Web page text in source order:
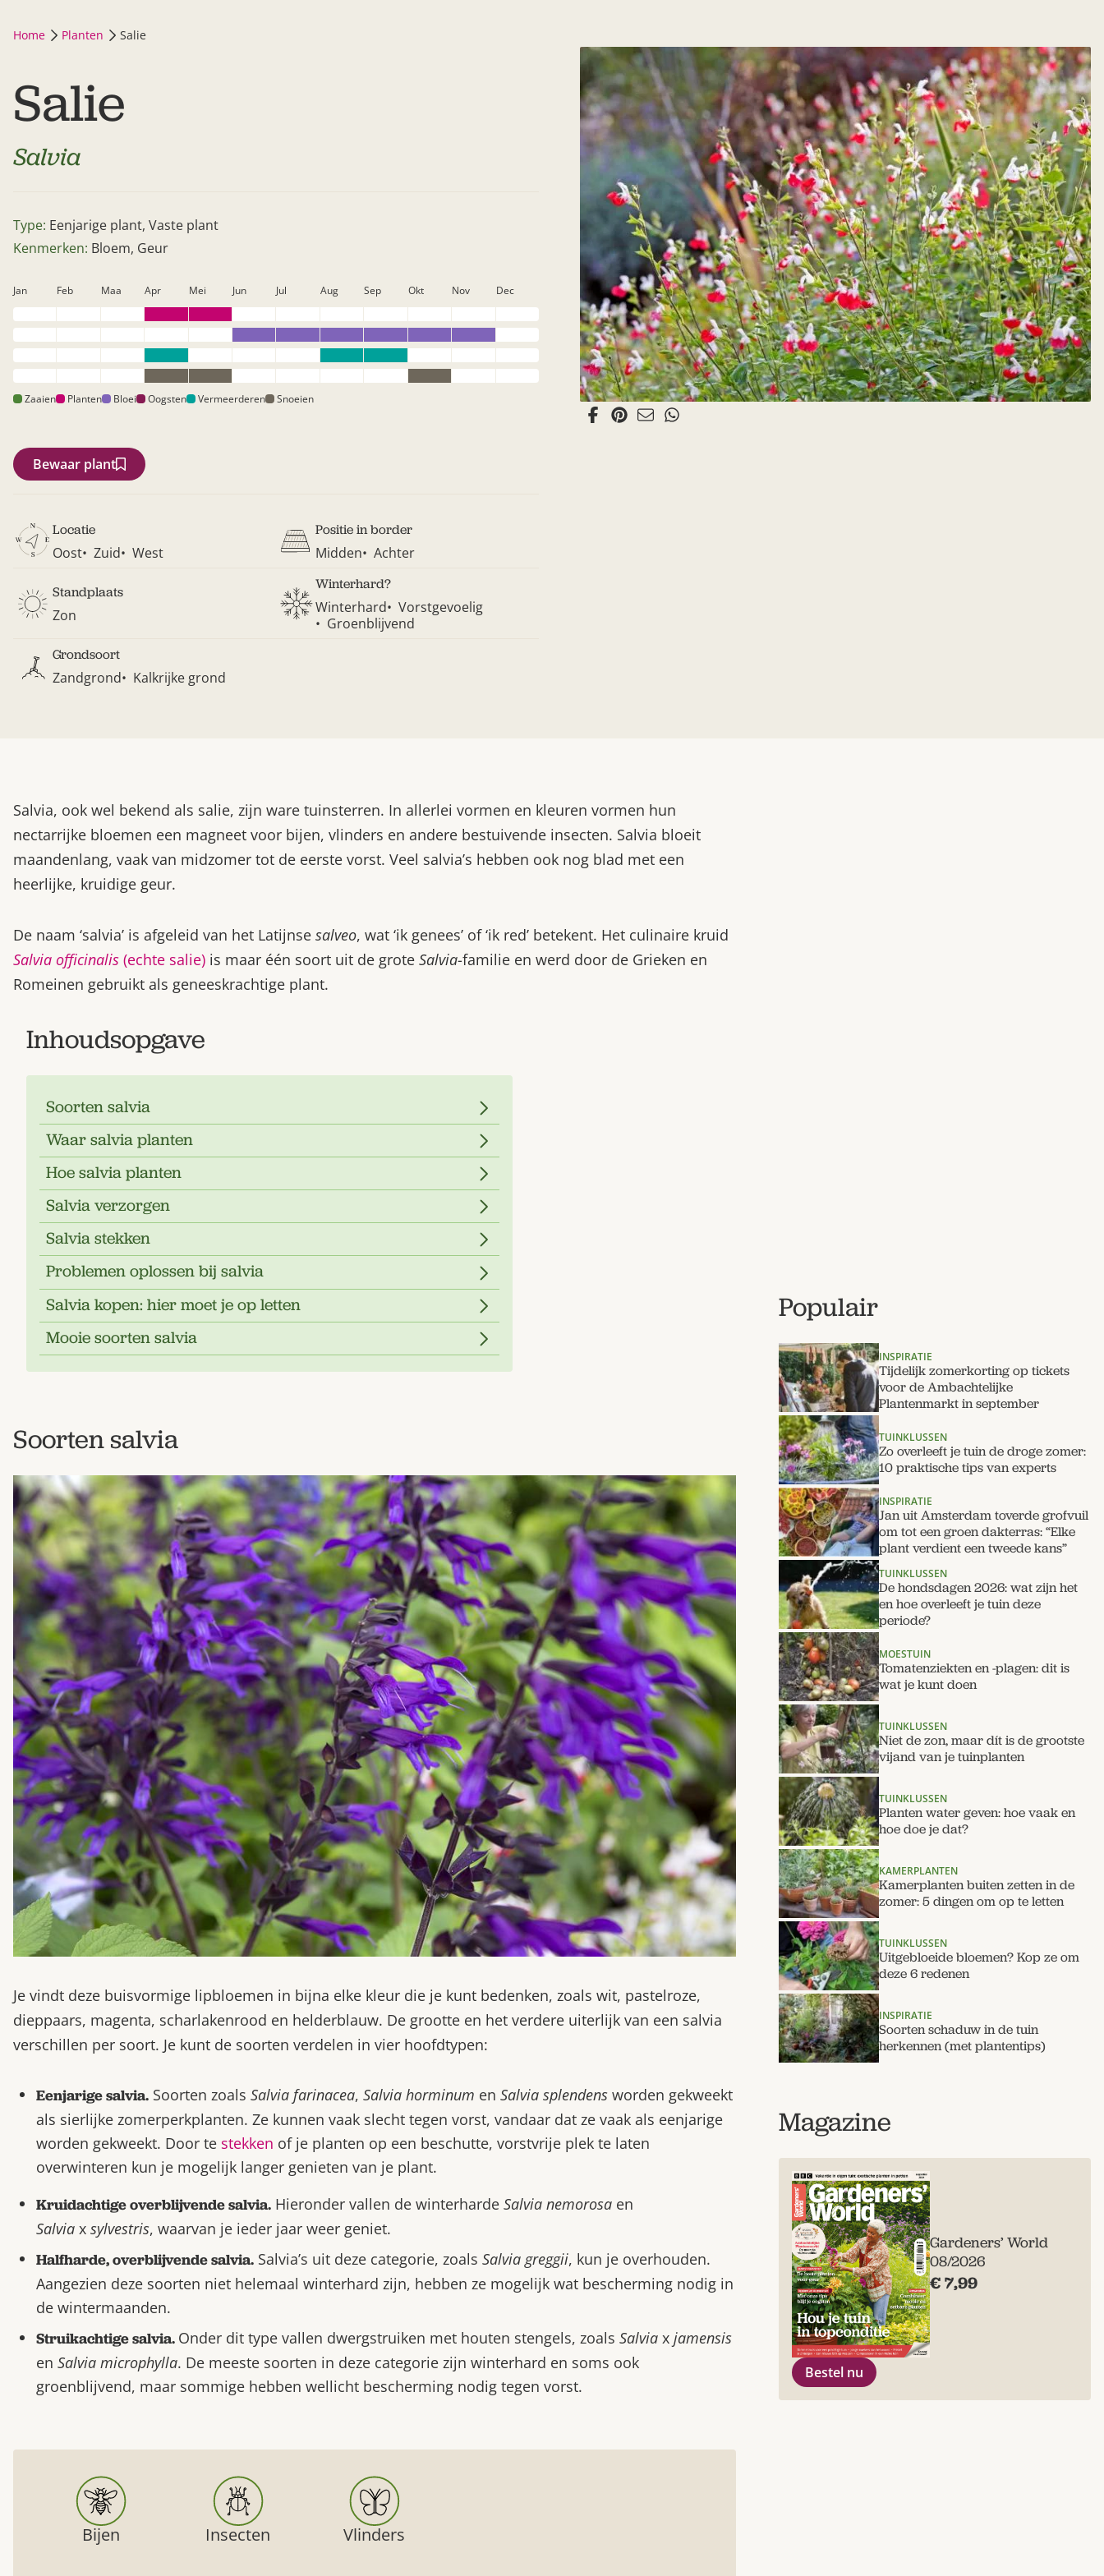
Home Planten Salie
Salie
Salvia
Type: Eenjarige plant, Vaste plant
Kenmerken: Bloem, Geur
Jan Feb Maa Apr Mei Jun Jul Aug Sep Okt Nov Dec
Zaaien Planten Bloei Oogsten Vermeerderen Snoeien
Bewaar plant
Locatie
Oost Zuid West
Positie in border
Midden Achter
Standplaats
Zon
Winterhard?
Winterhard
Vorstgevoelig
Groenblijvend
Grondsoort
Zandgrond Kalkrijke grond
Salvia, ook wel bekend als salie, zijn ware tuinsterren. In allerlei vormen en kleuren vormen hun
nectarrijke bloemen een magneet voor bijen, vlinders en andere bestuivende insecten. Salvia bloeit
maandenlang, vaak van midzomer tot de eerste vorst. Veel salvia’s hebben ook nog blad met een
heerlijke, kruidige geur.
De naam ‘salvia’ is afgeleid van het Latijnse salveo, wat ‘ik genees’ of ‘ik red’ betekent. Het culinaire kruid
Salvia officinalis (echte salie) is maar één soort uit de grote Salvia-familie en werd door de Grieken en
Romeinen gebruikt als geneeskrachtige plant.
Inhoudsopgave
Soorten salvia
Waar salvia planten
Hoe salvia planten
Salvia verzorgen
Salvia stekken
Problemen oplossen bij salvia
Salvia kopen: hier moet je op letten
Mooie soorten salvia
Soorten salvia
Je vindt deze buisvormige lipbloemen in bijna elke kleur die je kunt bedenken, zoals wit, pastelroze,
dieppaars, magenta, scharlakenrood en helderblauw. De grootte en het verdere uiterlijk van een salvia
verschillen per soort. Je kunt de soorten verdelen in vier hoofdtypen:
Eenjarige salvia. Soorten zoals Salvia farinacea, Salvia horminum en Salvia splendens worden gekweekt
als sierlijke zomerperkplanten. Ze kunnen vaak slecht tegen vorst, vandaar dat ze vaak als eenjarige
worden gekweekt. Door te stekken of je planten op een beschutte, vorstvrije plek te laten
overwinteren kun je mogelijk langer genieten van je plant.
Kruidachtige overblijvende salvia. Hieronder vallen de winterharde Salvia nemorosa en
Salvia x sylvestris, waarvan je ieder jaar weer geniet.
Halfharde, overblijvende salvia. Salvia’s uit deze categorie, zoals Salvia greggii, kun je overhouden.
Aangezien deze soorten niet helemaal winterhard zijn, hebben ze mogelijk wat bescherming nodig in
de wintermaanden.
Struikachtige salvia. Onder dit type vallen dwergstruiken met houten stengels, zoals Salvia x jamensis
en Salvia microphylla. De meeste soorten in deze categorie zijn winterhard en soms ook
groenblijvend, maar sommige hebben wellicht bescherming nodig tegen vorst.
Bijen Insecten Vlinders
Populair
INSPIRATIE
Tijdelijk zomerkorting op tickets
voor de Ambachtelijke
Plantenmarkt in september
TUINKLUSSEN
Zo overleeft je tuin de droge zomer:
10 praktische tips van experts
INSPIRATIE
Jan uit Amsterdam toverde grofvuil
om tot een groen dakterras: “Elke
plant verdient een tweede kans”
TUINKLUSSEN
De hondsdagen 2026: wat zijn het
en hoe overleeft je tuin deze
periode?
MOESTUIN
Tomatenziekten en -plagen: dit is
wat je kunt doen
TUINKLUSSEN
Niet de zon, maar dít is de grootste
vijand van je tuinplanten
TUINKLUSSEN
Planten water geven: hoe vaak en
hoe doe je dat?
KAMERPLANTEN
Kamerplanten buiten zetten in de
zomer: 5 dingen om op te letten
TUINKLUSSEN
Uitgebloeide bloemen? Kop ze om
deze 6 redenen
INSPIRATIE
Soorten schaduw in de tuin
herkennen (met plantentips)
Magazine
Gardeners’ World
08/2026
€ 7,99
Bestel nu